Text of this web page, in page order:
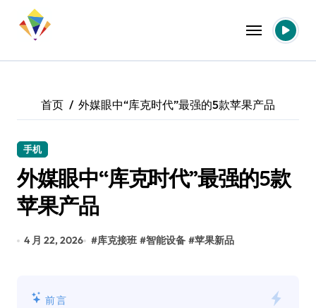
首页 外媒眼中“库克时代”最强的5款苹果产品
手机
外媒眼中“库克时代”最强的5款
苹果产品
4 月 22, 2026 #库克接班 #智能设备 #苹果新品
前言